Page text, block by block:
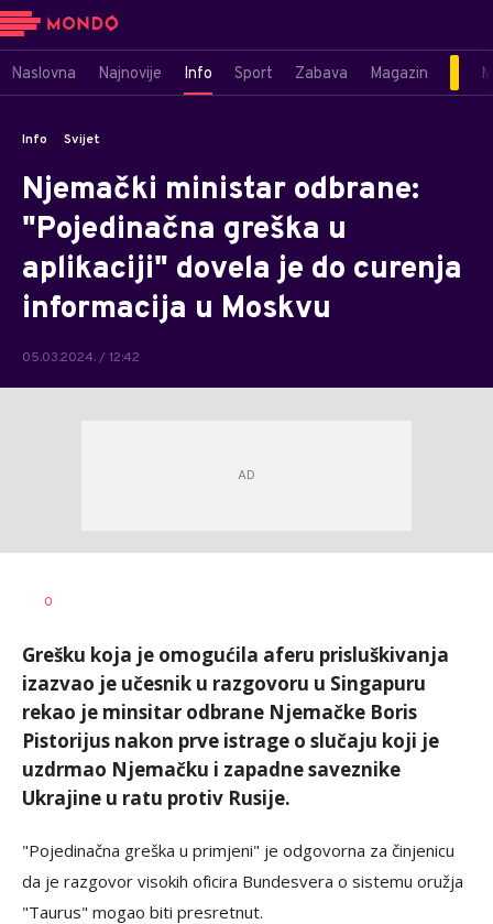
Naslovna Najnovije Info Sport Zabava Magazin
Info Svijet
Njemački ministar odbrane:
"Pojedinačna greška u
aplikaciji" dovela je do curenja
informacija u Moskvu
05.03.2024. / 12:42
AUTOR
0
Grešku koja je omogućila aferu prisluškivanja
izazvao je učesnik u razgovoru u Singapuru
rekao je minsitar odbrane Njemačke Boris
Pistorijus nakon prve istrage o slučaju koji je
uzdrmao Njemačku i zapadne saveznike
Ukrajine u ratu protiv Rusije.
"Pojedinačna greška u primjeni" je odgovorna za činjenicu
da je razgovor visokih oficira Bundesvera o sistemu oružja
"Taurus" mogao biti presretnut.